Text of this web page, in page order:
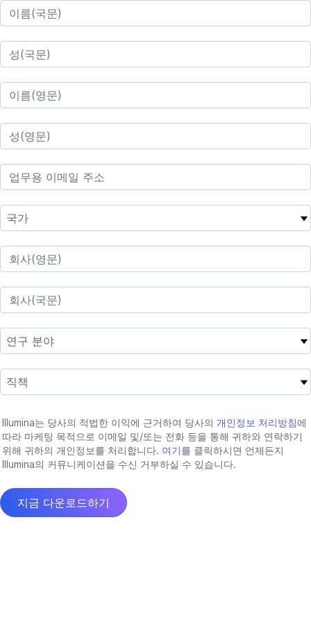
Illumina는 당사의 적법한 이익에 근거하여 당사의 개인정보 처리방침에
따라 마케팅 목적으로 이메일 및/또는 전화 등을 통해 귀하와 연락하기
위해 귀하의 개인정보를 처리합니다. 여기를 클릭하시면 언제든지
Illumina의 커뮤니케이션을 수신 거부하실 수 있습니다.
지금 다운로드하기